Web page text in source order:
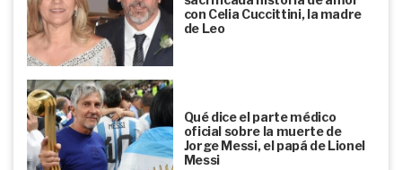
con Celia Cuccittini, la madre
de Leo
Qué dice el parte médico
oficial sobre la muerte de
Jorge Messi, el papá de Lionel
Messi